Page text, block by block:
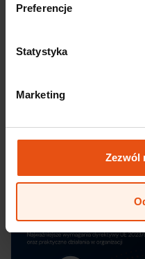
Preferencje
Statystyka
Marketing
Zezwól
automotive 2026
wydarzeń branży
spotkań liderów rynku,
biznesu. Konferencja
Czytaj więcej
Wkrótce